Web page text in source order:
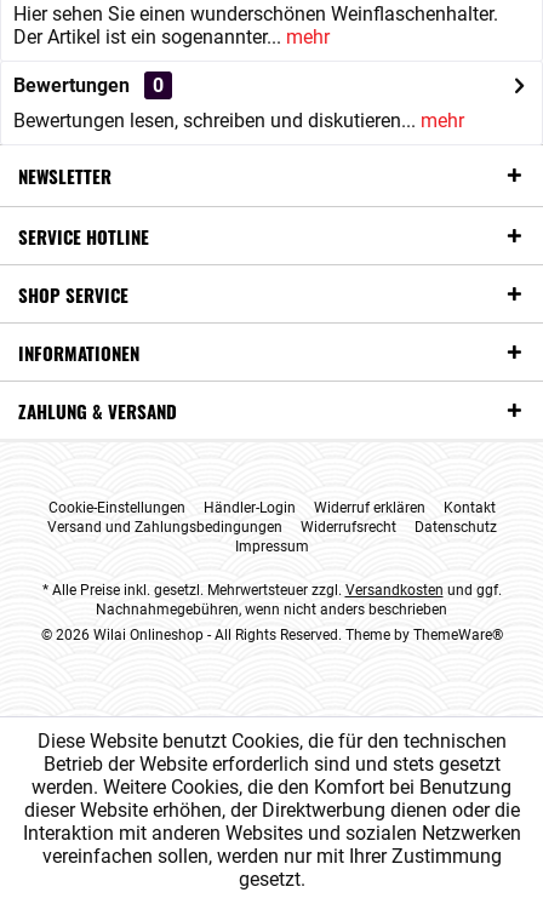
Hier sehen Sie einen wunderschönen Weinflaschenhalter.
Der Artikel ist ein sogenannter... mehr
Bewertungen
0
Bewertungen lesen, schreiben und diskutieren... mehr
NEWSLETTER
SERVICE HOTLINE
SHOP SERVICE
INFORMATIONEN
ZAHLUNG & VERSAND
Cookie-Einstellungen Händler-Login Widerruf erklären
Kontakt
Versand und Zahlungsbedingungen
Widerrufsrecht
Datenschutz
Impressum
* Alle Preise inkl. gesetzl. Mehrwertsteuer zzgl. Versandkosten und ggf.
Nachnahmegebühren, wenn nicht anders beschrieben
© 2026 Wilai Onlineshop - All Rights Reserved. Theme by ThemeWare®
Diese Website benutzt Cookies, die für den technischen
Betrieb der Website erforderlich sind und stets gesetzt
werden. Weitere Cookies, die den Komfort bei Benutzung
dieser Website erhöhen, der Direktwerbung dienen oder die
Interaktion mit anderen Websites und sozialen Netzwerken
vereinfachen sollen, werden nur mit Ihrer Zustimmung
gesetzt.